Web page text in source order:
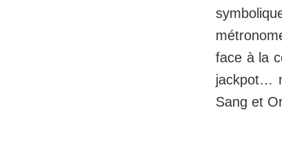
face à la
jackpot…
Sang et